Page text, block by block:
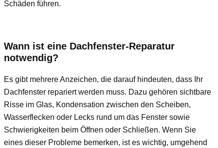
Schäden führen.
Wann ist eine Dachfenster-Reparatur
notwendig?
Es gibt mehrere Anzeichen, die darauf hindeuten, dass Ihr
Dachfenster repariert werden muss. Dazu gehören sichtbare
Risse im Glas, Kondensation zwischen den Scheiben,
Wasserflecken oder Lecks rund um das Fenster sowie
Schwierigkeiten beim Öffnen oder Schließen. Wenn Sie
eines dieser Probleme bemerken, ist es wichtig, umgehend